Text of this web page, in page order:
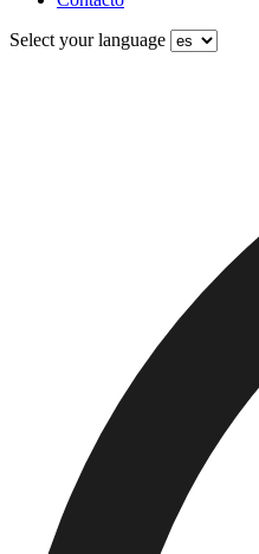
Select your language